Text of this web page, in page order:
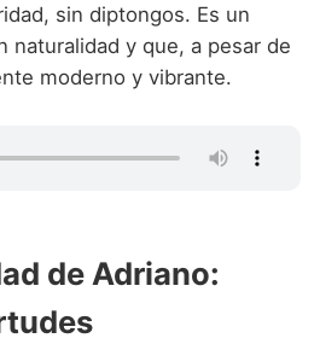
sin diptongos. Es un
naturalidad y que, a pesar de
moderno y vibrante.
de Adriano: